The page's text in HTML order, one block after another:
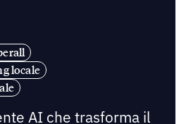
locale
AI che trasforma il